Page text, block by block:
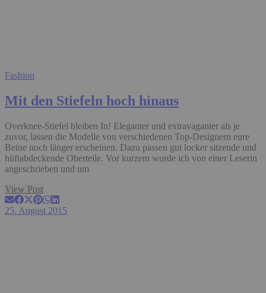
Fashion
Mit den Stiefeln hoch hinaus
Overknee-Stiefel bleiben In! Eleganter und extravaganter als je
zuvor, lassen die Modelle von verschiedenen Top-Designern eure
Beine noch länger erscheinen. Dazu passen gut locker sitzende und
hüftabdeckende Oberteile. Vor kurzem wurde ich von einer Leserin
angeschrieben und um
View Post
25. August 2015